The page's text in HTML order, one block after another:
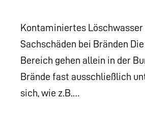
Kontaminiertes
Sachschäden bei Bränden
Bereich gehen allein in der
Brände fast ausschließlich
sich, wie z.B.…